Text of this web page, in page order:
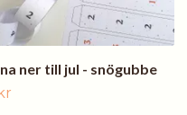
ner till jul - snögubbe